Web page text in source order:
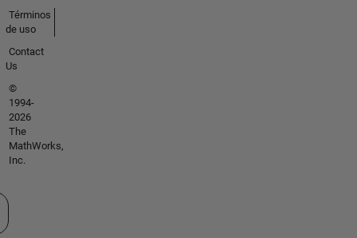
Términos
de uso
Contact
Us
©
1994-
2026
The
MathWorks,
Inc.
un país/idioma